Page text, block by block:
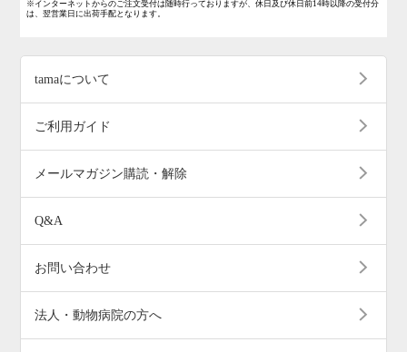
※インターネットからのご注文受付は随時行っておりますが、休日及び休日前14時以降の受付分
は、翌営業日に出荷手配となります。
tamaについて
ご利用ガイド
メールマガジン購読・解除
Q&A
お問い合わせ
法人・動物病院の方へ